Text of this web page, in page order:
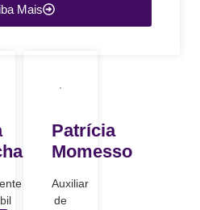
Mais
Patrícia
Momesso
Auxiliar
de